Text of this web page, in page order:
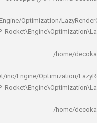
rocket/inc/Engine/Optimization/
/
rocket/inc/Engine/
/